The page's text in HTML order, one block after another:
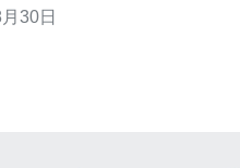
要。本文将为您详细介绍如
30日